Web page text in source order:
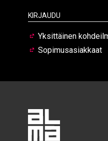
Kirjaudu
Yksittäinen
Sopimusasiakkaat